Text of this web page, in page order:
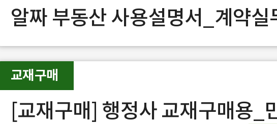
알짜 부동산 사용설명서_계약실
[교재구매] 행정사 교재구매용_
교재구매